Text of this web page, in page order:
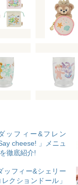
ッフィー&フレン
cheese! 」メニュ
徹底紹介!
ッフィー&シェリー
クションドール」